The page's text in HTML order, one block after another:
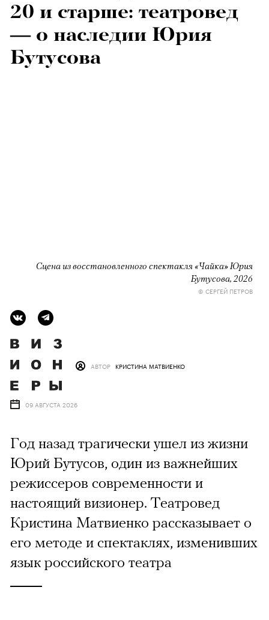
20 и старше: театровед
— о наследии Юрия
Бутусова
Сцена из восстановленного спектакля «Чайка» Юрия
Бутусова, 2026
© СЕРГЕЙ ПЕТРОВ
АВТОР КРИСТИНА МАТВИЕНКО
09 АВГУСТА 2026
Год назад трагически ушел из жизни
Юрий Бутусов, один из важнейших
режиссеров современности и
настоящий визионер. Театровед
Кристина Матвиенко рассказывает о
его методе и спектаклях, изменивших
язык российского театра